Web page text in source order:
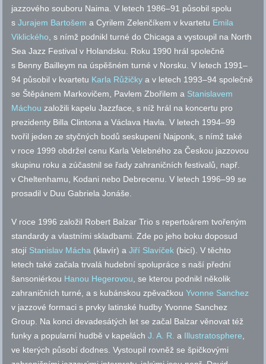
jazzového souboru Naima. V letech 1986–91 působil spolu
sJurajem Bartošem a Cyrilem Zelenčíkem v kvartetu Emila
Viklického, s nímž podnikl turné do Chicaga a vystoupil na North
Sea Jazz Festival v Holandsku. Roku 1990 hrál společně
s Benny Bailleym na úspěšném turné v Norsku. V letech 1991–
94 působil v kvartetu Karla Růžičky a v letech 1993–94 společně
se Štěpánem Markovičem, Pavlem Zbořilem a Stanislavem
Máchou založili kapelu Jazzface, s níž hrál na koncertu pro
prezidenty Billa Clintona a Václava Havla. V letech 1994–99
tvořil jeden ze styčných bodů seskupení Najponk, s nímž také
v roce 1999 obdržel cenu Karla Velebného za Českou jazzovou
skupinu roku a zúčastnil se řady zahraničních festivalů, např.
v Cheltenhamu, Kodani nebo Debrecenu. V letech 1996–99 se
prosadil v Duu Gabriela Jonáše.
V roce 1996 založil Robert Balzar Trio s repertoárem tvořeným
standardy a vlastními skladbami. Zde po jeho boku doposud
stojí Stanislav Mácha (klavír) aJiří Slavíček (bicí). V těchto
letech také začala trvalá hudební spolupráce s naší přední
šansoniérkou Hanou Hegerovou, se kterou podnikl několik
zahraničních turné, a s kubánskou zpěvačkouYvonne Sanchez
v jazzové formaci s prvky latinské hudby Yvonne Sanchez
Group. Na konci devadesátých let se začal Balzar věnovat též
funky a popularní hudbě v kapeláchJ. A. R. a Illustratosphere,
ve kterých působí dodnes. Vystoupil rovněž se špičkovými